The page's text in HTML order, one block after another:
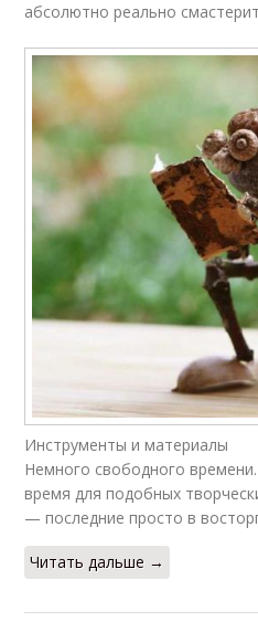
абсолютно реально
Инструменты и материалы
Немного свободного
время для подобных
— последние просто в
Читать дальше →